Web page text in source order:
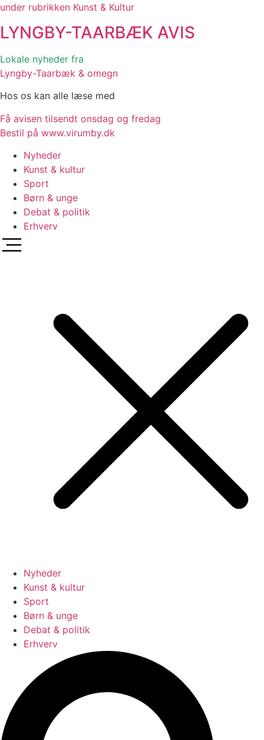
under rubrikken Kunst & Kultur
LYNGBY-TAARBÆK AVIS
Lokale nyheder fra
Lyngby-Taarbæk & omegn
Hos os kan alle læse med
Få avisen tilsendt onsdag og fredag
Bestil på www.virumby.dk
Nyheder
Kunst & kultur
Sport
Børn & unge
Debat & politik
Erhverv
Nyheder
Kunst & kultur
Sport
Børn & unge
Debat & politik
Erhverv